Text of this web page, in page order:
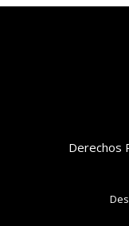
Derechos